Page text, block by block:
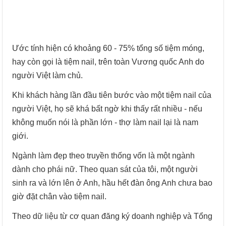
Ước tính hiện có khoảng 60 - 75% tổng số tiệm móng,
hay còn gọi là tiệm nail, trên toàn Vương quốc Anh do
người Việt làm chủ.
Khi khách hàng lần đầu tiên bước vào một tiệm nail của
người Việt, họ sẽ khá bất ngờ khi thấy rất nhiều - nếu
không muốn nói là phần lớn - thợ làm nail lại là nam
giới.
Ngành làm đẹp theo truyền thống vốn là một ngành
dành cho phái nữ. Theo quan sát của tôi, một người
sinh ra và lớn lên ở Anh, hầu hết đàn ông Anh chưa bao
giờ đặt chân vào tiệm nail.
Theo dữ liệu từ cơ quan đăng ký doanh nghiệp và Tổng